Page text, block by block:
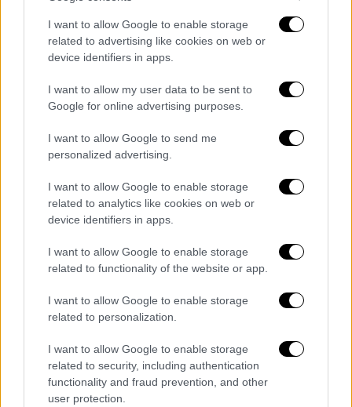
I want to allow Google to enable storage
related to advertising like cookies on web or
device identifiers in apps.
I want to allow my user data to be sent to
Google for online advertising purposes.
I want to allow Google to send me
personalized advertising.
I want to allow Google to enable storage
related to analytics like cookies on web or
device identifiers in apps.
I want to allow Google to enable storage
related to functionality of the website or app.
I want to allow Google to enable storage
related to personalization.
I want to allow Google to enable storage
related to security, including authentication
functionality and fraud prevention, and other
user protection.